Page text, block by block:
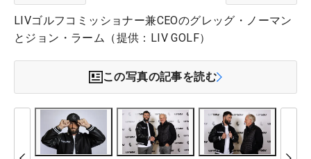
LIVゴルフコミッショナー兼CEOのグレッグ・ノーマン
とジョン・ラーム（提供：LIV GOLF）
この写真の記事を読む